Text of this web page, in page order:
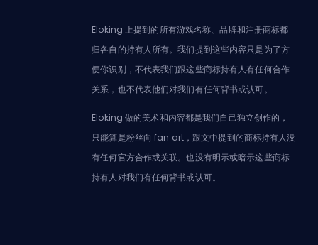
Eloking 上提到的所有游戏名称、品牌和注册商标都
归各自的持有人所有。我们提到这些内容只是为了方
便你识别，不代表我们跟这些商标持有人有任何合作
关系，也不代表他们对我们有任何背书或认可。
Eloking 做的美术和内容都是我们自己独立创作的，
只能算是粉丝向 fan art，跟文中提到的商标持有人没
有任何官方合作或关联。也没有明示或暗示这些商标
持有人对我们有任何背书或认可。